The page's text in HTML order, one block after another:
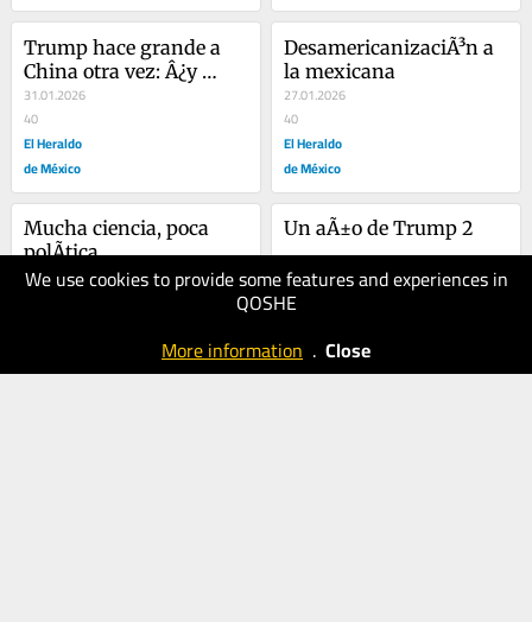
We use cookies to provide some features and experiences in
QOSHE
More information . Close
Trump hace grande a
China otra vez: Â¿y
Europa?
31.01.2026
40
El Heraldo
de México
DesamericanizaciÃ³n a
la mexicana
27.01.2026
40
El Heraldo
de México
Mucha ciencia, poca
polÃ­tica
24.01.2026
Un aÃ±o de Trump 2
20.01.2026
50
de México